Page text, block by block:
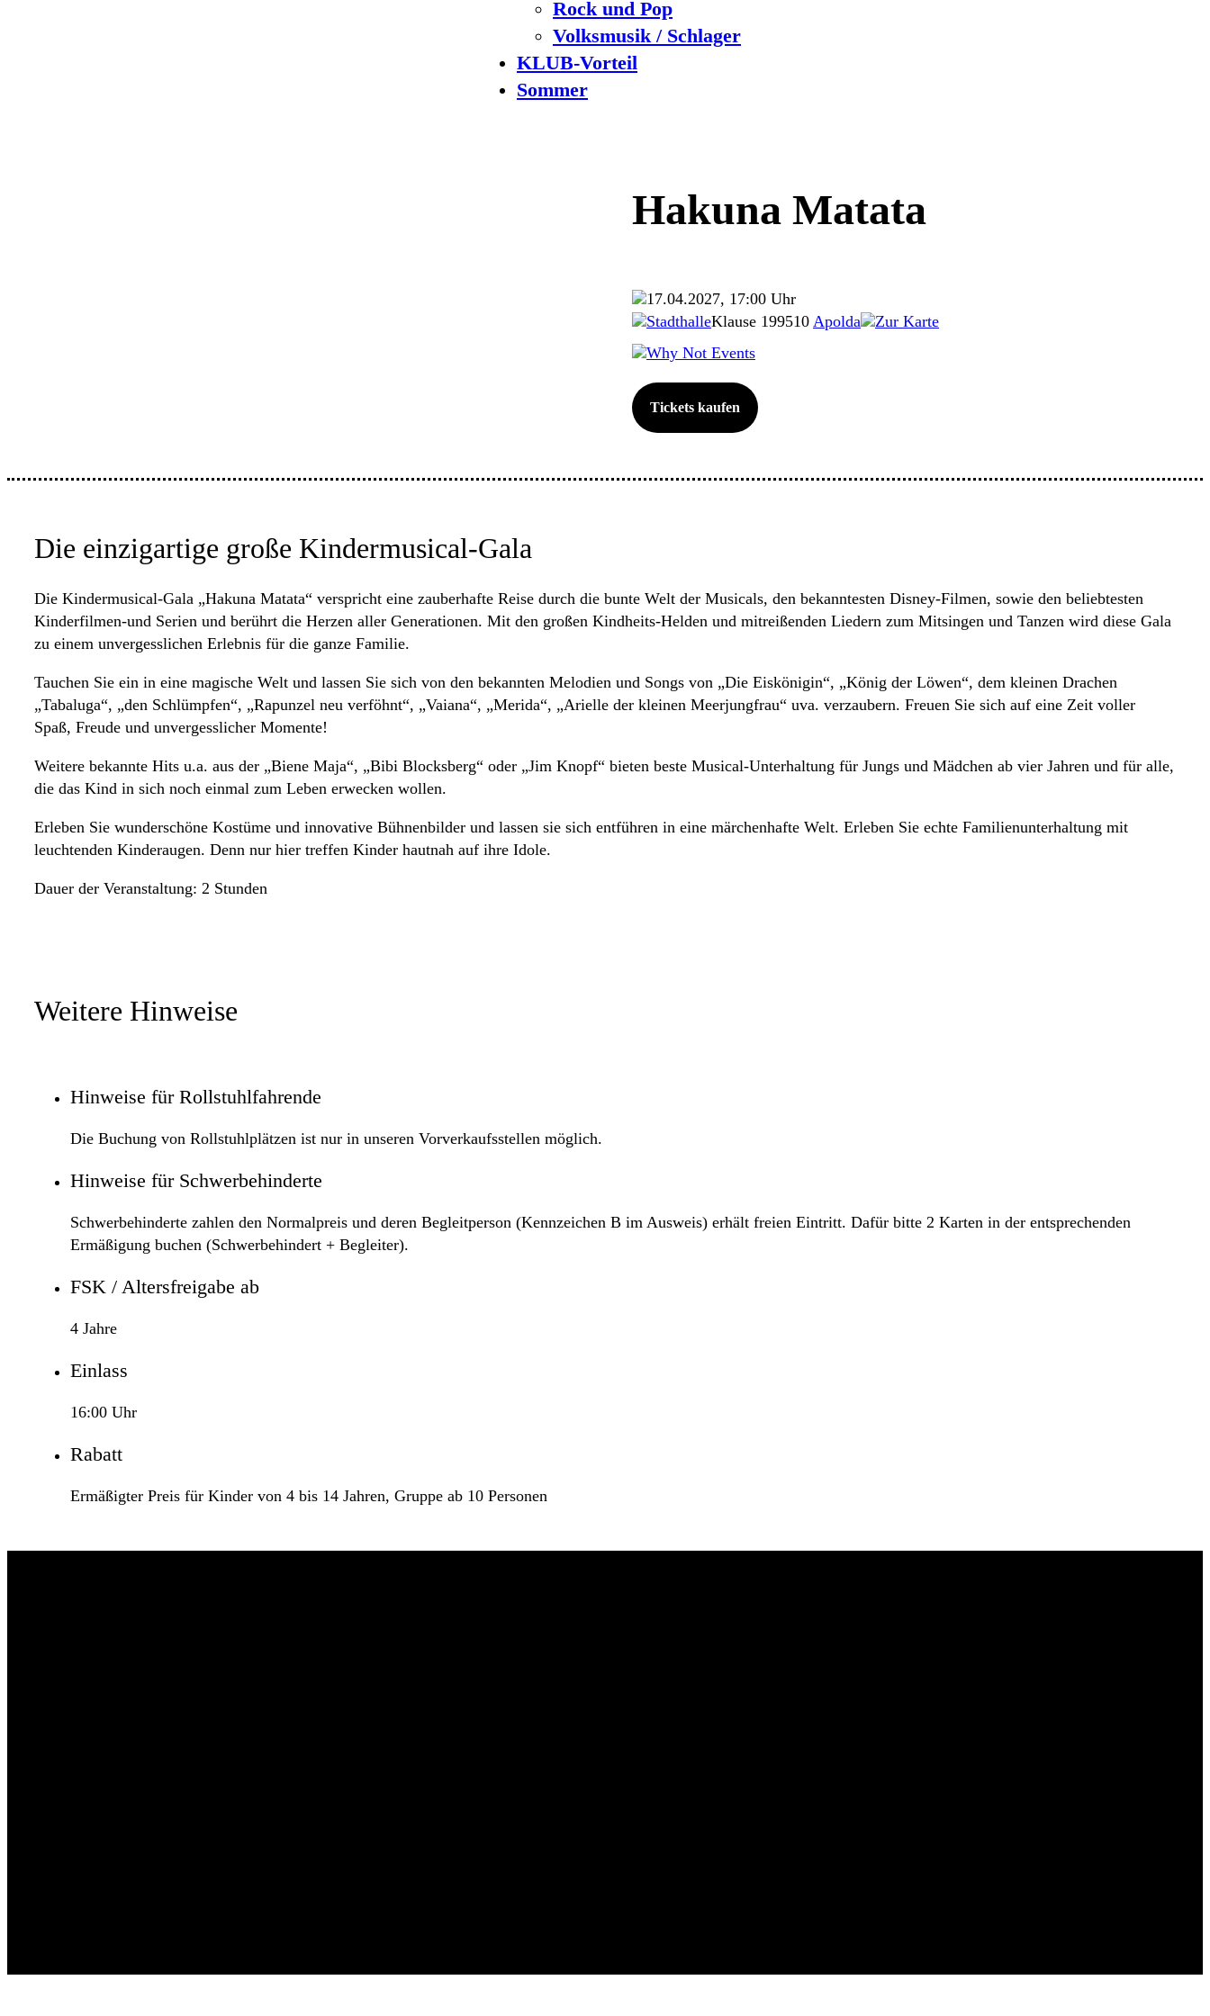
Rock und Pop
Volksmusik / Schlager
KLUB-Vorteil
Sommer
Hakuna Matata
17.04.2027, 17:00 Uhr
StadthalleKlause 199510 Apolda
Zur Karte
Why Not Events
Tickets kaufen
Die einzigartige große Kindermusical-Gala
Die Kindermusical-Gala „Hakuna Matata“ verspricht eine zauberhafte Reise durch die bunte Welt der Musicals, den bekanntesten Disney-Filmen, sowie den beliebtesten
Kinderfilmen-und Serien und berührt die Herzen aller Generationen. Mit den großen Kindheits-Helden und mitreißenden Liedern zum Mitsingen und Tanzen wird diese Gala
zu einem unvergesslichen Erlebnis für die ganze Familie.
Tauchen Sie ein in eine magische Welt und lassen Sie sich von den bekannten Melodien und Songs von „Die Eiskönigin“, „König der Löwen“, dem kleinen Drachen
„Tabaluga“, „den Schlümpfen“, „Rapunzel neu verföhnt“, „Vaiana“, „Merida“, „Arielle der kleinen Meerjungfrau“ uva. verzaubern. Freuen Sie sich auf eine Zeit voller
Spaß, Freude und unvergesslicher Momente!
Weitere bekannte Hits u.a. aus der „Biene Maja“, „Bibi Blocksberg“ oder „Jim Knopf“ bieten beste Musical-Unterhaltung für Jungs und Mädchen ab vier Jahren und für alle,
die das Kind in sich noch einmal zum Leben erwecken wollen.
Erleben Sie wunderschöne Kostüme und innovative Bühnenbilder und lassen sie sich entführen in eine märchenhafte Welt. Erleben Sie echte Familienunterhaltung mit
leuchtenden Kinderaugen. Denn nur hier treffen Kinder hautnah auf ihre Idole.
Dauer der Veranstaltung: 2 Stunden
Weitere Hinweise
Hinweise für Rollstuhlfahrende
Die Buchung von Rollstuhlplätzen ist nur in unseren Vorverkaufsstellen möglich.
Hinweise für Schwerbehinderte
Schwerbehinderte zahlen den Normalpreis und deren Begleitperson (Kennzeichen B im Ausweis) erhält freien Eintritt. Dafür bitte 2 Karten in der entsprechenden
Ermäßigung buchen (Schwerbehindert + Begleiter).
FSK / Altersfreigabe ab
4 Jahre
Einlass
16:00 Uhr
Rabatt
Ermäßigter Preis für Kinder von 4 bis 14 Jahren, Gruppe ab 10 Personen